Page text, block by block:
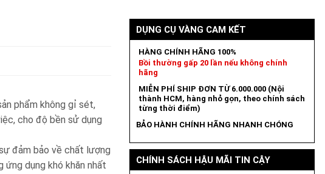
phẩm không gỉ sét,
cho độ bền sử dụng
đảm bảo về chất lượng
ứng dụng khó khăn nhất
DỤNG CỤ VÀNG CAM KẾT
HÀNG CHÍNH HÃNG 100%
Bồi thường gấp 20 lần nếu không chính
hãng
MIỄN PHÍ SHIP ĐƠN TỪ 6.000.000 (Nội
thành HCM, hàng nhỏ gọn, theo chính sách
từng thời điểm)
BẢO HÀNH CHÍNH HÃNG NHANH CHÓNG
CHÍNH SÁCH HẬU MÃI TIN CẬY